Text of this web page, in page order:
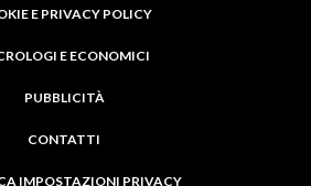
E PRIVACY POLICY
E ECONOMICI
PUBBLICITÀ
CONTATTI
IMPOSTAZIONI PRIVACY